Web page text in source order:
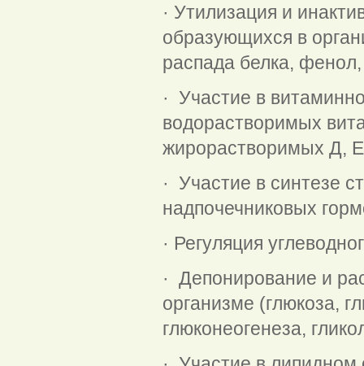
· Утилизация и
образующихся в
распада белка,
· Участие в
водорастворимых
жирорастворимых Д,
· Участие в синтезе
надпочечниковых
· Регуляция
· Депонирование и
организме (глюкоза,
глюконеогенеза,